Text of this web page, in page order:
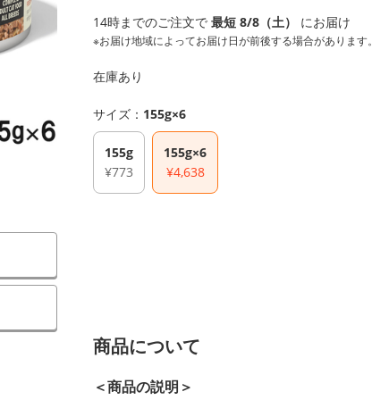
14時までのご注文で 最短 8/8（土） にお届け
※お届け地域によってお届け日が前後する場合があります。
在庫あり
サイズ： 155g×6
155g
¥773
155g×6
¥4,638
商品について
＜商品の説明＞